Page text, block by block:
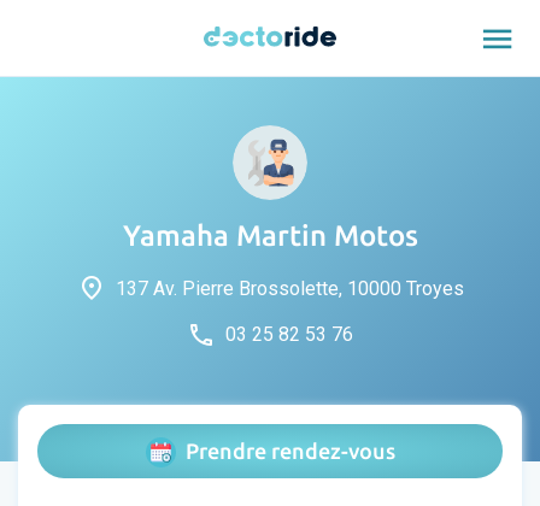
menu
Yamaha Martin Motos
place 137 Av. Pierre Brossolette, 10000 Troyes
phone 03 25 82 53 76
Prendre rendez-vous